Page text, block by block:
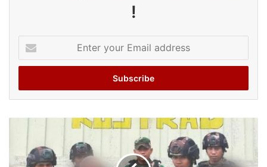
!
your
Email